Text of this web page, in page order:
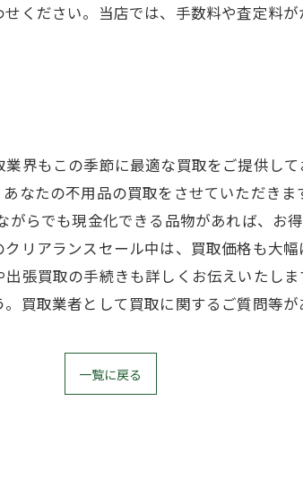
ください。当店では、手数料や査定料
界もこの季節に最適な買取をご提供し
なたの不用品の買取をさせていただき
らでも現金化できる品物があれば、お
リアランスセール中は、買取価格も大
張買取の手続きも詳しくお伝えいたし
買取業者として買取に関するご質問等
一覧に戻る